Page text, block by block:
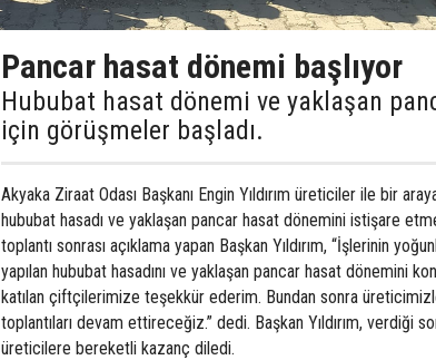
Pancar hasat dönemi başlıyor
Hububat hasat dönemi ve yaklaşan
için görüşmeler başladı.
Akyaka Ziraat Odası Başkanı Engin Yıldırım üreticiler ile bir
hububat hasadı ve yaklaşan pancar hasat dönemini istişare
toplantı sonrası açıklama yapan Başkan Yıldırım, “İşlerinin
yapılan hububat hasadını ve yaklaşan pancar hasat dönemini
katılan çiftçilerimize teşekkür ederim. Bundan sonra
toplantıları devam ettireceğiz.” dedi. Başkan Yıldırım, verdiği
üreticilere bereketli kazanç diledi.